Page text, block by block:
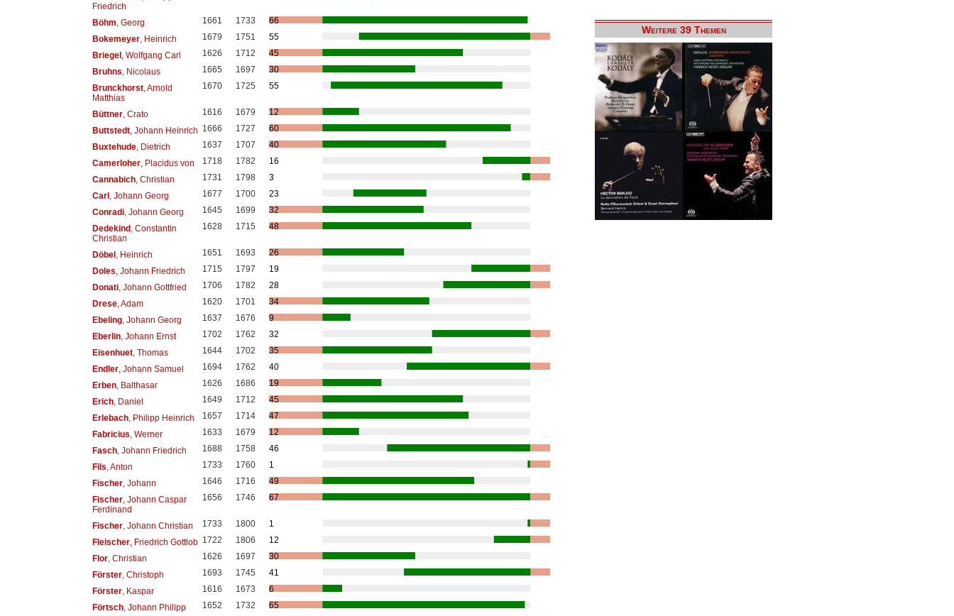
Friedrich
Böhm , Georg 1661 1733
66
Bokemeyer, Heinrich 1679 1751
55
Briegel, Wolfgang Carl 1626 1712
45
Bruhns , Nicolaus 1665 1697
30
Brunckhorst, Arnold
Matthias
1670 1725 55
Büttner, Crato 1616 1679
12
Buttstedt, Johann Heinrich 1666 1727
60
Buxtehude, Dietrich 1637 1707
40
Camerloher, Placidus von 1718 1782
16
Cannabich, Christian 1731 1798
3
Carl, Johann Georg 1677 1700
23
Conradi, Johann Georg 1645 1699
32
Dedekind, Constantin
Christian
1628 1715 48
Döbel, Heinrich 1651 1693
26
Doles , Johann Friedrich 1715 1797
19
Donati, Johann Gottfried 1706 1782
28
Drese, Adam 1620 1701
34
Ebeling, Johann Georg 1637 1676
9
Eberlin, Johann Ernst 1702 1762
32
Eisenhuet, Thomas 1644 1702
35
Endler, Johann Samuel 1694 1762
40
Erben, Balthasar 1626 1686
19
Erich, Daniel 1649 1712
45
Erlebach, Philipp Heinrich 1657 1714
47
Fabricius , Werner 1633 1679
12
Fasch, Johann Friedrich 1688 1758
46
Fils , Anton 1733 1760
1
Fischer, Johann 1646 1716
49
Fischer, Johann Caspar
Ferdinand
1656 1746 67
Fischer, Johann Christian 1733 1800
1
Fleischer, Friedrich Gottlob 1722 1806
12
Flor, Christian 1626 1697
30
Förster, Christoph 1693 1745
41
Förster, Kaspar 1616 1673
6
Förtsch, Johann Philipp 1652 1732
65
Weitere 39 Themen